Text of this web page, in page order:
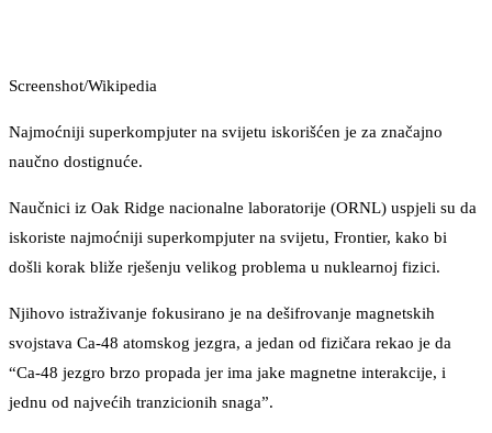
Screenshot/Wikipedia
Najmoćniji superkompjuter na svijetu iskorišćen je za značajno
naučno dostignuće.
Naučnici iz Oak Ridge nacionalne laboratorije (ORNL) uspjeli su da
iskoriste najmoćniji superkompjuter na svijetu, Frontier, kako bi
došli korak bliže rješenju velikog problema u nuklearnoj fizici.
Njihovo istraživanje fokusirano je na dešifrovanje magnetskih
svojstava Ca-48 atomskog jezgra, a jedan od fizičara rekao je da
“Ca-48 jezgro brzo propada jer ima jake magnetne interakcije, i
jednu od najvećih tranzicionih snaga”.